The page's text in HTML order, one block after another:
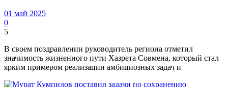
01 май 2025
0
5
В своем поздравлении руководитель региона отметил
значимость жизненного пути Хазрета Совмена, который стал
ярким примером реализации амбициозных задач и